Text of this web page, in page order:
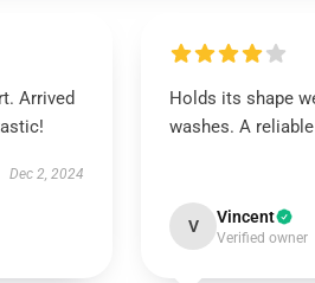
Arrived
Dec 2, 2024
Holds its shape
washes. A
V Vincent
Verified owner